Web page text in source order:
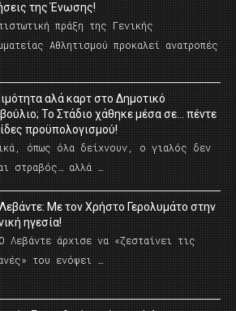
της Ένωσης!
πράξη της Γενικής
Αθλητισμού προκαλεί ανατροπές
αλά καρτ στο Δημοτικό
Το Στάδιο χάθηκε μέσα σε… πέντε
προϋπολογισμού!
όπως όλα δείχνουν, ο γιαλός δεν
στραβός… αλλά …
Με τον Χρήστο Γερολυμάτο στην
ηγεσία!
Λεβάντε άρχισε να «ζεσταίνει τις
του ενόψει …